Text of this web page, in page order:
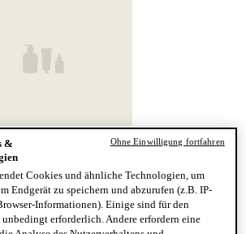
& Balsam
am Stück
& Peeling für den Körper
und Öle
&
Cookies und ähnliche Technologien, um
Endgerät zu speichern und abzurufen (z.B. IP-
Informationen). Einige sind für den
unbedingt erforderlich. Andere erfordern eine
Ohne Einwilligung fortfahren